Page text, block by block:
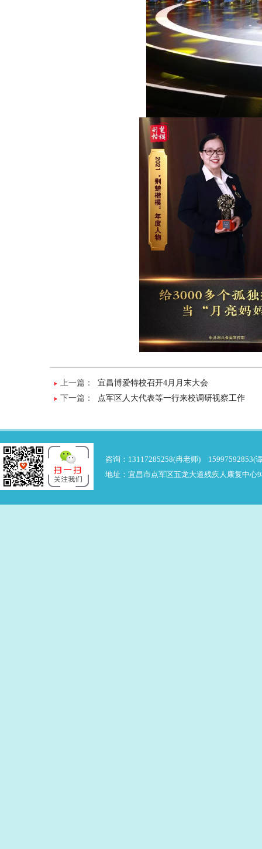
上一篇： 宜昌博爱特校召开4月月末大会
下一篇： 点军区人大代表等一行来校调研视察工作
咨询：13117285258(冉老师) 15997592853(
地址：宜昌市点军区五龙大道残疾人康复中